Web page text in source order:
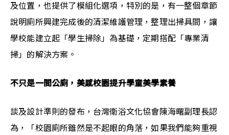
及位置，也提供了模組化選項，特別的是，有一整個章節
說明廁所興建完成後的清潔維護管理，整理出掃具間，讓
學校能建立起「學生掃除」為基礎，定期搭配「專業清
掃」的解決方案。
不只是一間公廁，美感校園提升學童美學素養
談及設計準則的發布，台灣衛浴文化協會陳海曙副理長認
為，「校園廁所雖然是不起眼的角落，如果我們能夠重視